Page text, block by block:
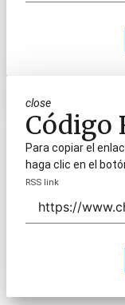
close
Código
Para copiar el
haga clic en el
RSS link